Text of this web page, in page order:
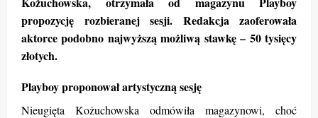
propozycję rozbieranej sesji. Redakcja zaoferowała
aktorce podobno najwyższą możliwą stawkę – 50 tysięcy
złotych.
Playboy proponował artystyczną sesję
Nieugięta Kożuchowska odmówiła magazynowi, choć